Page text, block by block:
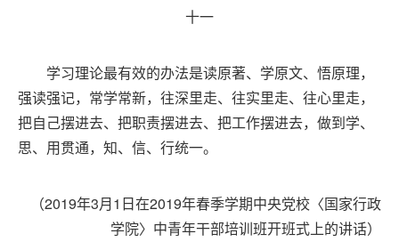
十一
学习理论最有效的办法是读原著、学原文、悟原理，
强读强记，常学常新，往深里走、往实里走、往心里走，
把自己摆进去、把职责摆进去、把工作摆进去，做到学、
思、用贯通，知、信、行统一。
（2019年3月1日在2019年春季学期中央党校〈国家行政
学院〉中青年干部培训班开班式上的讲话）